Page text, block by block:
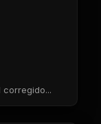
corregido...
1 Clases